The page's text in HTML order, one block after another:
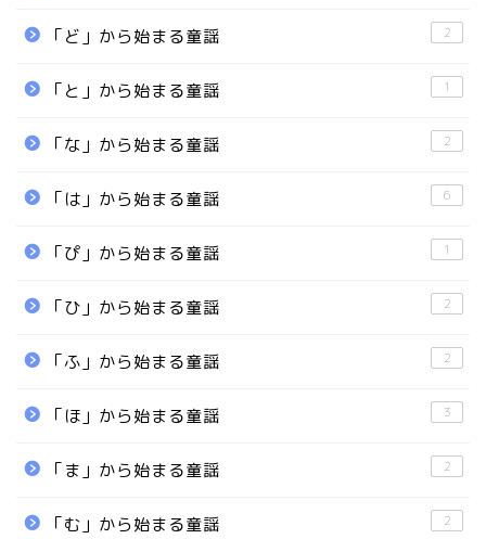
「ど」から始まる童謡 2
「と」から始まる童謡 1
「な」から始まる童謡 2
「は」から始まる童謡 6
「ぴ」から始まる童謡 1
「ひ」から始まる童謡 2
「ふ」から始まる童謡 2
「ほ」から始まる童謡 3
「ま」から始まる童謡 2
「む」から始まる童謡 2